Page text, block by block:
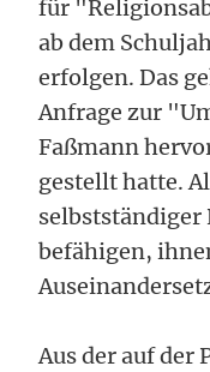
für
ab dem
erfolgen. Das
Anfrage zur
Faßmann
gestellt hatte.
selbstständiger
befähigen,
Aus der auf